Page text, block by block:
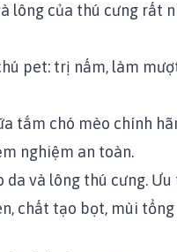
lông của thú cưng rất
pet: trị nấm, làm
tắm chó mèo chính
nghiệm an toàn.
và lông thú cưng. Ưu
chất tạo bọt, mùi